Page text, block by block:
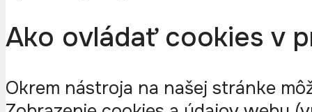
Ako ovládať cookies v
Okrem nástroja na našej stránke